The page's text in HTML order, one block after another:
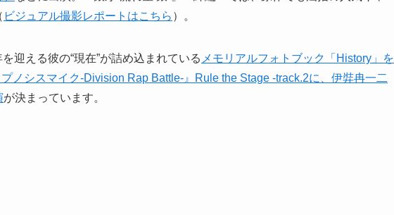
ビジュアル撮影レポートはこちら ）。
迎える彼の“現在”が詰め込まれている メモリアルフォトブック「History」を
ノシスマイク-Division Rap Battle-』Rule the Stage -track.2に、伊弉冉一二
が決まっています。